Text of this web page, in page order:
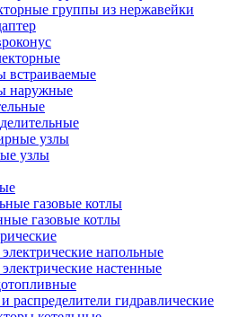
группы из нержавейки
наружные
узлы
узлы
газовые котлы
газовые котлы
напольные
настенные
распределители гидравлические